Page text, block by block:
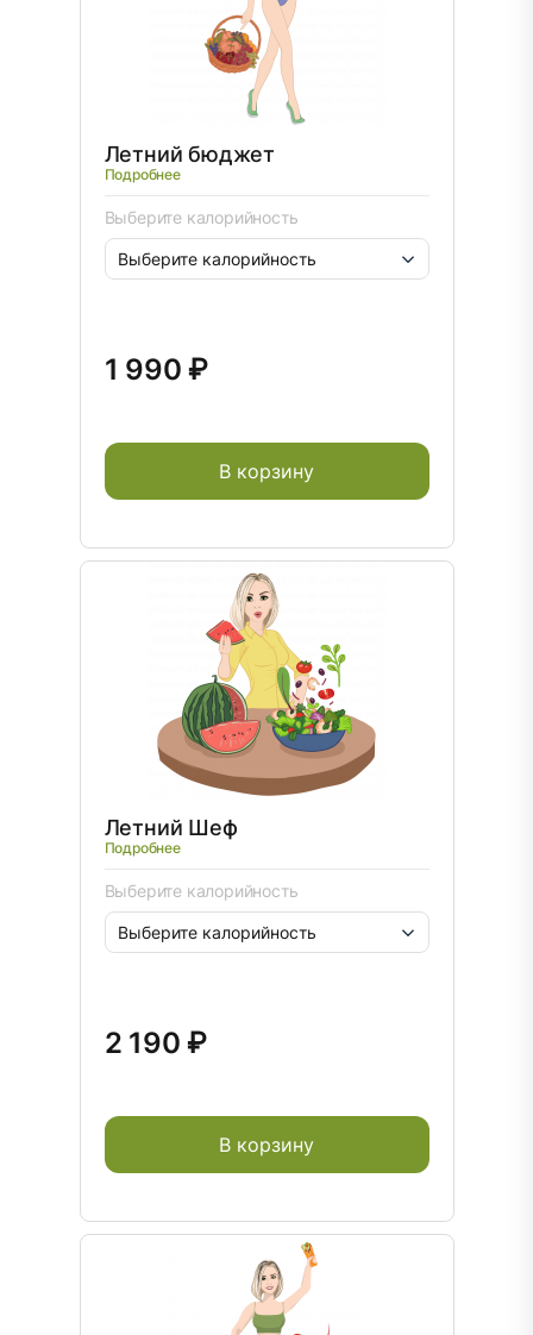
Летний бюджет
Подробнее
Выберите калорийность
1 990 ₽
В корзину
Летний Шеф
Подробнее
Выберите калорийность
2 190 ₽
В корзину